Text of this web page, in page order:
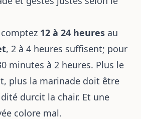
12 à 24 heures au
, 2 à 4 heures suffisent; pour
minutes à 2 heures. Plus le
plus la marinade doit être
durcit la chair. Et une
colore mal.